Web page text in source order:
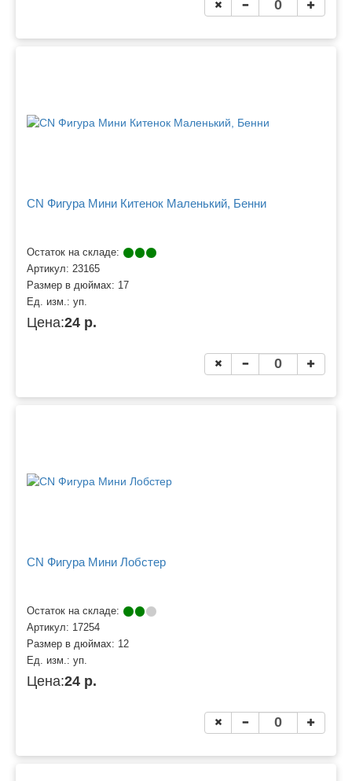
CN Фигура Мини Китенок Маленький, Бенни
Остаток на складе:
Артикул: 23165
Размер в дюймах: 17
Ед. изм.: уп.
Цена:24 р.
CN Фигура Мини Лобстер
Остаток на складе:
Артикул: 17254
Размер в дюймах: 12
Ед. изм.: уп.
Цена:24 р.